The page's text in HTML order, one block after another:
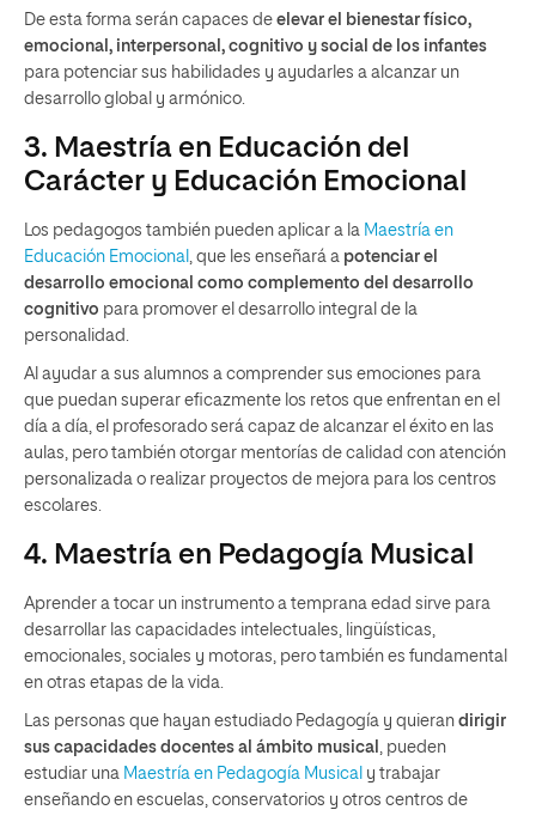
De esta forma serán capaces de elevar el bienestar físico,
emocional, interpersonal, cognitivo y social de los infantes
para potenciar sus habilidades y ayudarles a alcanzar un
desarrollo global y armónico.
3. Maestría en Educación del
Carácter y Educación Emocional
Los pedagogos también pueden aplicar a la Maestría en
Educación Emocional
, que les enseñará a potenciar el
desarrollo emocional como complemento del desarrollo
cognitivo para promover el desarrollo integral de la
personalidad.
Al ayudar a sus alumnos a comprender sus emociones para
que puedan superar eficazmente los retos que enfrentan en el
día a día, el profesorado será capaz de alcanzar el éxito en las
aulas, pero también otorgar mentorías de calidad con atención
personalizada o realizar proyectos de mejora para los centros
escolares.
4. Maestría en Pedagogía Musical
Aprender a tocar un instrumento a temprana edad sirve para
desarrollar las capacidades intelectuales, lingüísticas,
emocionales, sociales y motoras, pero también es fundamental
en otras etapas de la vida.
Las personas que hayan estudiado Pedagogía y quieran dirigir
sus capacidades docentes al ámbito musical
, pueden
estudiar una Maestría en Pedagogía Musical y trabajar
enseñando en escuelas, conservatorios y otros centros de